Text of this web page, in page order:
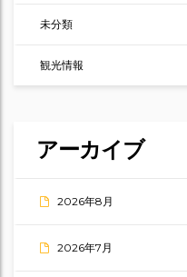
未分類
観光情報
アーカイブ
2026年8月
2026年7月